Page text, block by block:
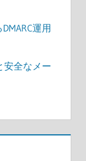
運用
安全なメー